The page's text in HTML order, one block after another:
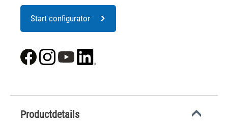
Start configurator
Productdetails